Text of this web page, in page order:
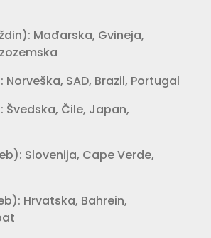
Mađarska, Gvineja,
Norveška, SAD, Brazil, Portugal
Švedska, Čile, Japan,
Slovenija, Cape Verde,
Hrvatska, Bahrein,